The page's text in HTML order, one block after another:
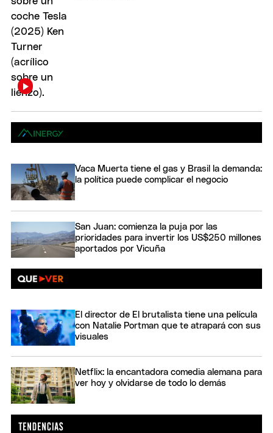
Vaca Muerta tiene el gas y Brasil la demanda:
la política puede complicar el negocio
San Juan: comienza la puja por las
prioridades para invertir los US$250 millones
aportados por Vicuña
El director de El brutalista tiene una película
con Natalie Portman que te atrapará con sus
visuales
Netflix: la encantadora comedia alemana para
ver hoy y olvidarse de todo lo demás